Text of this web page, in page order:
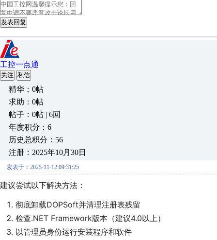
发表回复
工控一点通
关注 私信
精华：0帖
求助：0帖
帖子：0帖 | 6回
年度积分：6
历史总积分：56
注册：2025年10月30日
发表于：2025-11-12 09:31:25
建议尝试以下解决方法：
彻底卸载DOPSoft并清理注册表残留
检查.NET Framework版本（建议4.0以上）
以管理员身份运行安装程序和软件